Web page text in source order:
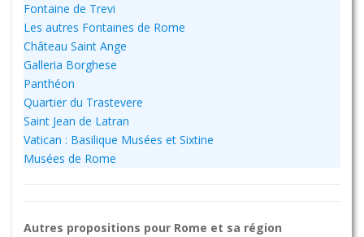
Fontaine de Trevi
Les autres Fontaines de Rome
Château Saint Ange
Galleria Borghese
Panthéon
Quartier du Trastevere
Saint Jean de Latran
Vatican : Basilique Musées et Sixtine
Musées de Rome
Autres propositions pour Rome et sa région